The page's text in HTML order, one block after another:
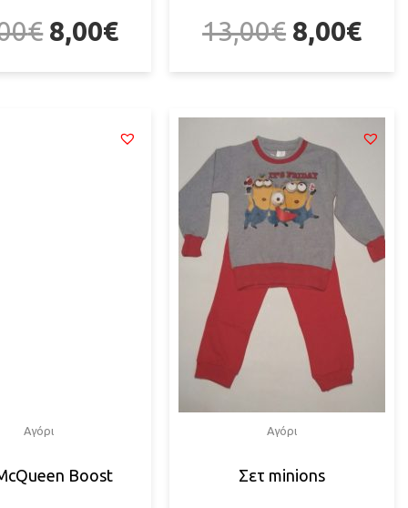
€ 8,00€ 13,00€ 8,00€
Αγόρι
Boost
Αγόρι
Σετ minions